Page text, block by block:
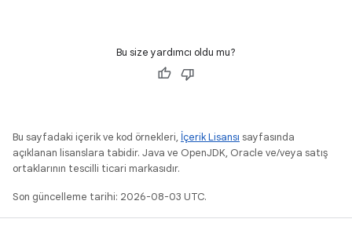
Bu size yardımcı oldu mu?
Bu sayfadaki içerik ve kod örnekleri, İçerik Lisansı sayfasında
açıklanan lisanslara tabidir. Java ve OpenJDK, Oracle ve/veya satış
ortaklarının tescilli ticari markasıdır.
Son güncelleme tarihi: 2026-08-03 UTC.